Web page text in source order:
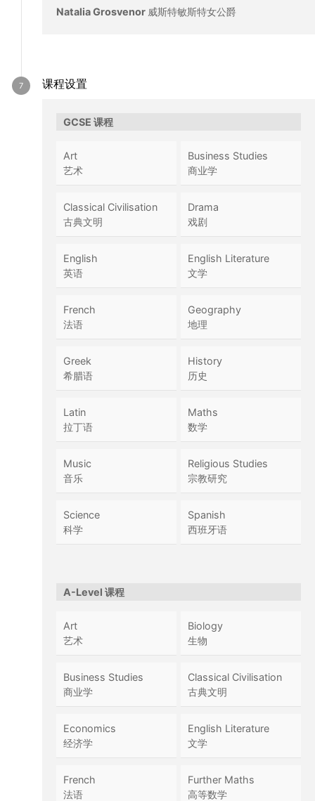
Natalia Grosvenor 威斯特敏斯特女公爵
课程设置
GCSE 课程
Art
艺术
Business Studies
商业学
Classical Civilisation
古典文明
Drama
戏剧
English
英语
English Literature
文学
French
法语
Geography
地理
Greek
希腊语
History
历史
Latin
拉丁语
Maths
数学
Music
音乐
Religious Studies
宗教研究
Science
科学
Spanish
西班牙语
A-Level 课程
Art
艺术
Biology
生物
Business Studies
商业学
Classical Civilisation
古典文明
Economics
经济学
English Literature
文学
French
法语
Further Maths
高等数学